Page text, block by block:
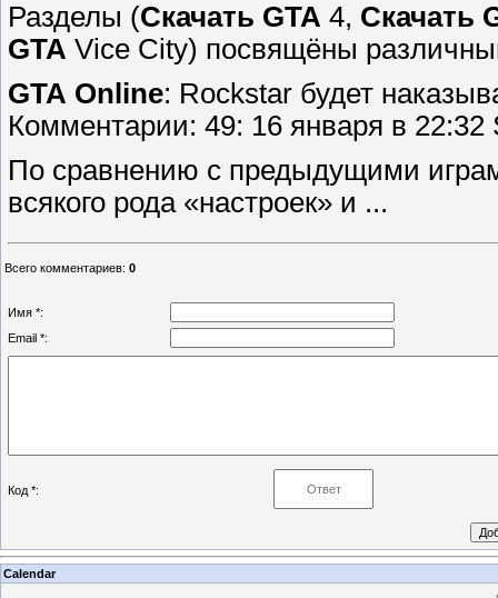
Разделы (Скачать GTA 4, Скачать
GTA Vice City) посвящёны
GTA Online: Rockstar будет
Комментарии: 49: 16 января в 22:32
По сравнению с предыдущими
всякого рода «настроек» и ...
Всего комментариев: 0
Имя *:
Email *:
Код *:
Calendar